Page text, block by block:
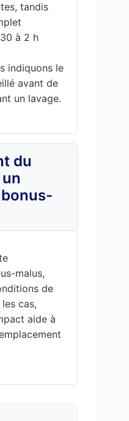
tandis
à 2 h
indiquons le
avant de
un lavage.
du
malus,
de
cas,
aide à